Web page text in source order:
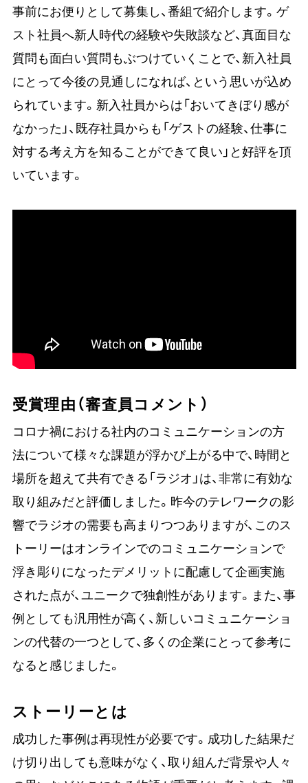
事前にお便りとして募集し、番組で紹介します。ゲ
スト社員へ新人時代の経験や失敗談など、真面目な
質問も面白い質問もぶつけていくことで、新入社員
にとって今後の見通しになれば、という思いが込め
られています。新入社員からは「おいてきぼり感が
なかった」、既存社員からも「ゲストの経験、仕事に
対する考え方を知ることができて良い」と好評を頂
いています。
受賞理由（審査員コメント）
コロナ禍における社内のコミュニケーションの方
法について様々な課題が浮かび上がる中で、時間と
場所を超えて共有できる「ラジオ」は、非常に有効な
取り組みだと評価しました。昨今のテレワークの影
響でラジオの需要も高まりつつありますが、このス
トーリーはオンラインでのコミュニケーションで
浮き彫りになったデメリットに配慮して企画実施
された点が、ユニークで独創性があります。また、事
例としても汎用性が高く、新しいコミュニケーショ
ンの代替の一つとして、多くの企業にとって参考に
なると感じました。
ストーリーとは
成功した事例は再現性が必要です。成功した結果だ
け切り出しても意味がなく、取り組んだ背景や人々